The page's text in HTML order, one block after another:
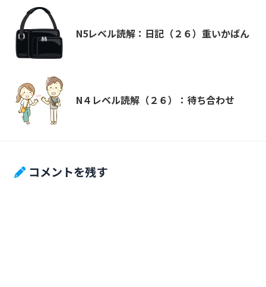
N5レベル読解：日記（２６）重いかばん
N４レベル読解（２６）：待ち合わせ
コメントを残す